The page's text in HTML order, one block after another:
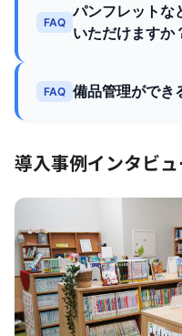
FAQ
パンフレットな
いただけますか
FAQ 備品管理ができ
導入事例インタビ